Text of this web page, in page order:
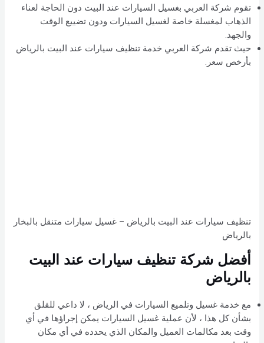
تقوم شركة العربي بغسيل السيارات عند البيت دون الحاجة لعناء
الذهاب لمغسلة خاصة لغسيل السيارات ودون تضييع الوقت
والجهد.
حيث تقدم شركة العربي خدمة تنظيف سيارات عند البيت بالرياض
بأرخص سعر.
تنظيف سيارات عند البيت بالرياض – غسيل سيارات متنقل بالبخار
بالرياض
أفضل شركة تنظيف سيارات عند البيت
بالرياض
مع خدمة غسيل وتلميع السيارات في الرياض ، لا داعي للقلق
بشأن كل هذا ، لأن عملية غسيل السيارات يمكن إجراؤها في أي
وقت بعد مكالمات العميل والمكان الذي يحدده في أي مكان